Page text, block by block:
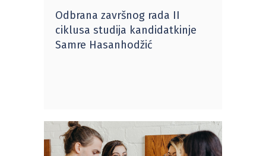
Odbrana završnog rada II
ciklusa studija kandidatkinje
Samre Hasanhodžić